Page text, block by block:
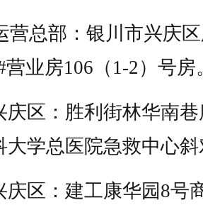
营总部：银川市兴庆
营业房106（1-2） 号房
庆区：胜利街林华南
大学总医院急救中心
区： 建工康华园 8号